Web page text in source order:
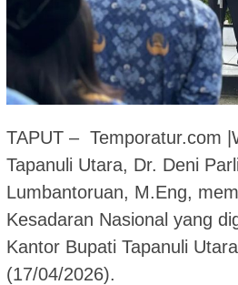
TAPUT – Temporatur.com
Tapanuli Utara, Dr. Deni
Lumbantoruan, M.Eng,
Kesadaran Nasional yang
Kantor Bupati Tapanuli
(17/04/2026).